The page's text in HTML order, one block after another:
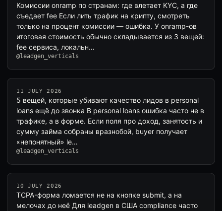
Комиссии onramp по странам: где влетает KYC, а где
съедает fee Если лить трафик на крипту, смотреть
только на процент комиссии — ошибка. У onramp-ов
итоговая стоимость обычно складывается из 3 вещей:
fee сервиса, локальн…
@leadgen_verticals
11 JULY 2026
5 вещей, которые убивают качество лидов в personal
loans ещё до звонка В personal loans ошибка часто не в
трафике, а в форме. Если поля про доход, занятость и
сумму займа собраны вразнобой, buyer получает
«непонятный» le…
@leadgen_verticals
10 JULY 2026
TCPA-форма ломается не на кнопке submit, а на
мелочах до неё Для leadgen в США compliance часто